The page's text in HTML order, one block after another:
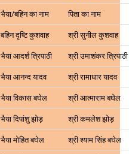
भैया/बहिन का नाम
पिता का नाम
बहिन दृष्टि कुशवाह
श्री सुनील कुशवाह
भैया आदर्श त्रिपाठी
श्री उमाशंकर त्रिपाठी
भैया आनन्द यादव
श्री रामाधार यादव
भैया विकास बघेल
श्री आत्माराम बघेल
भैया दिपांशु झोड़
श्री कमलेश झोड़
भैया मोहित बघेल
श्री श्याम सिंह बघेल